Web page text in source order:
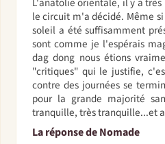
L'anatolie orientale, il y a
le circuit m'a décidé. Même
soleil a été suffisamment
sont comme je l'espérais
dag dong nous étions
"critiques" qui le justifie,
contre des journées se
pour la grande majorité
tranquille, très tranquille...et
La réponse de Nomade